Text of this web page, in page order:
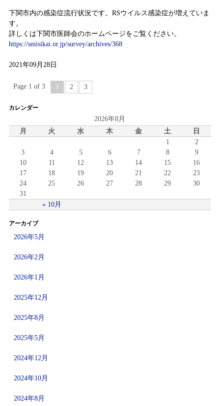
下関市内の感染症流行状況です。RSウイルス感染症が増えていま
す。
詳しくは下関市医師会のホームページをご覧ください。
https://smisikai.or.jp/survey/archives/368
2021年09月28日
Page 1 of 3 1 2 3
カレンダー
2026年8月
月
火 水 木 金 土 日
« 10月
1
2
3
4 5 6 7 8
9
10
11 12 13 14 15
16
17
18 19 20 21 22
23
24
25 26 27 28 29
30
31
アーカイブ
2026年5月
2026年2月
2026年1月
2025年12月
2025年8月
2025年5月
2024年12月
2024年10月
2024年8月